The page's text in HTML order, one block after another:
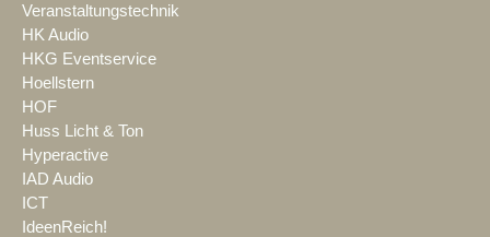
Veranstaltungstechnik
HK Audio
HKG Eventservice
Hoellstern
HOF
Huss Licht & Ton
Hyperactive
IAD Audio
ICT
IdeenReich!